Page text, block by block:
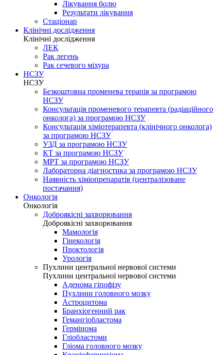
Лікування болю
Результати лікування
Стаціонар
Клінічні дослідження
Клінічні дослідження
ЛЕК
Рак легень
Рак сечевого міхура
НСЗУ
НСЗУ
Безкоштовна променева терапія за програмою
НСЗУ
Консультація променевого терапевта (радіаційного
онколога) за програмою НСЗУ
Консультація хіміотерапевта (клінічного онколога)
за програмою НСЗУ
УЗД за програмою НСЗУ
КТ за програмою НСЗУ
МРТ за програмою НСЗУ
Лабораторна діагностика за програмою НСЗУ
Наявність хіміопрепаратів (централізоване
постачання)
Онкологія
Онкологія
Доброякісні захворювання
Доброякісні захворювання
Мамологія
Гінекологія
Проктологія
Урологія
Пухлини центральної нервової системи
Пухлини центральної нервової системи
Аденома гіпофізу
Пухлини головного мозку
Астроцитома
Бранхіогенний рак
Гемангіобластома
Гермінома
Гліобластоми
Гліома головного мозку